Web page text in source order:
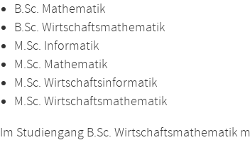
B.Sc. Mathematik
B.Sc. Wirtschaftsmathematik
M.Sc. Informatik
M.Sc. Mathematik
M.Sc. Wirtschaftsinformatik
M.Sc. Wirtschaftsmathematik
Im Studiengang B.Sc. Wirtschaftsmathematik